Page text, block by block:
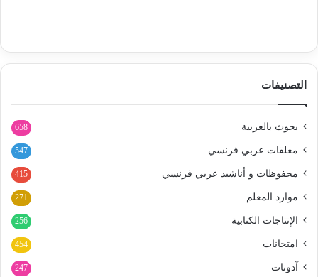
التصنيفات
بحوث بالعربية 658
معلقات عربي فرنسي 547
محفوظات و أناشيد عربي فرنسي 415
موارد المعلم 271
الإنتاجات الكتابية 256
امتحانات 454
آدونات 247